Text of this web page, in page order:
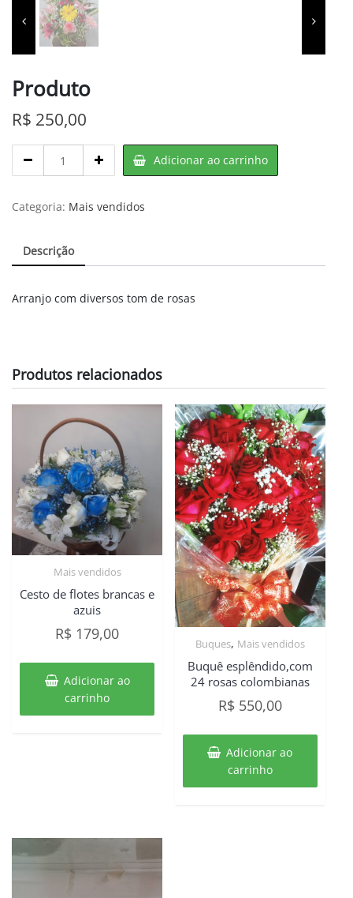
Produto
R$ 250,00
quantity
Adicionar ao carrinho
Categoria: Mais vendidos
Descrição
Arranjo com diversos tom de rosas
Produtos relacionados
Mais vendidos
Cesto de flotes brancas e
azuis
R$ 179,00
Adicionar ao
carrinho
Buques, Mais vendidos
Buquê esplêndido,com
24 rosas colombianas
R$ 550,00
Adicionar ao
carrinho